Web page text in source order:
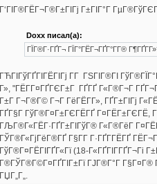
Г‘ГІГ®ГЁГ¬Г®Г±ГІГј Г±ГІГ°Г
Doxx писал(а):
ГЇГ®Г·ГҐГ¬ ГЇГ°ГЁГ¬ГҐГ°Г­Г®
ГЋГІГўГҐГІГЁГІГј Г­Г ГЅГІГ®ГІ
Г», "ГЁГ­Г¤ГҐГЄГ±Г ГҐГҐ Г«Г®Г¬Г
Г±Г Г¬Г®Г© Г¬Г ГёГЁГ­Г», ГҐГ±ГІГј
ГҐГ§Г ГўГ®Г¤Г±ГЄГЁГҐ Г¤ГЁГ±ГЄГЁ,
ГЉГ®Г«ГЁГ·ГҐГ±ГІГўГ® Г«Г®ГёГ
ГЎГ®Г«ГјГёГ®ГҐ Г§Г­Г Г·ГҐГ­ГЁГҐ
ГўГ®Г¤ГЁГІГҐГ«Гї (18-Г«ГҐГІГ­ГҐГ¬Гі
Г®ГЎГ®Г©Г¤ГҐГІГ±Гї ГЈГ®Г°Г Г§Г¤Г®
ГЏГ„Г„.